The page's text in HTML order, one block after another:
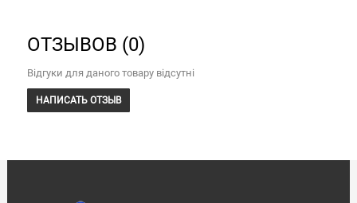
обеспечивая световой поток в 900 Lm.
Уникальный дизайн, напоминающий форму
гриба, добавляет изюминку в интерьер.
ОТЗЫВОВ (0)
Відгуки для даного товару відсутні
НАПИСАТЬ ОТЗЫВ